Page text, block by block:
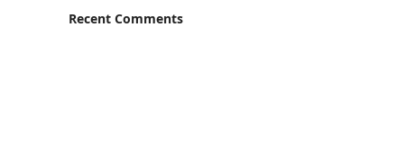
Recent Comments